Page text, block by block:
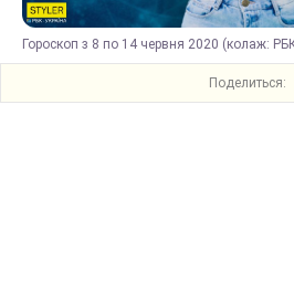
Гороскоп з 8 по 14 червня 2020 (колаж:
Поделиться: